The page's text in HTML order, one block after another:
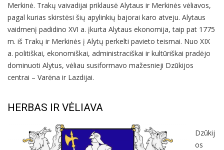
Merkinė. Trakų vaivadijai priklausė Alytaus ir Merkinės vėliavos,
pagal kurias skirstėsi šių apylinkių bajorai karo atveju. Alytaus
vaidmenį padidino XVI a. įkurta Alytaus ekonomija, taip pat 1775
m. iš Trakų ir Merkinės į Alytų perkelti pavieto teismai. Nuo XIX
a. politiškai, ekonomiškai, administraciškai ir kultūriškai pradėjo
dominuoti Alytus, vėliau susiformavo mažesnieji Dzūkijos
centrai – Varėna ir Lazdijai.
HERBAS IR VĖLIAVA
Dzūkij
os